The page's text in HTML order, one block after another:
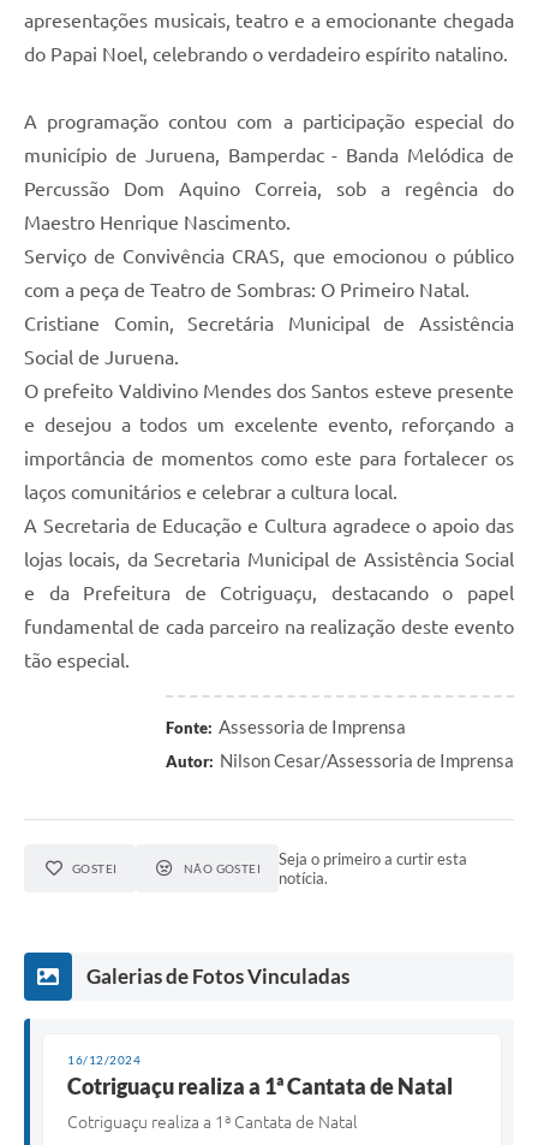
Jornal
Agenda
Diário Oficial
apresentações musicais, teatro e a emocionante chegada
do Papai Noel, celebrando o verdadeiro espírito natalino.
A programação contou com a participação especial do
município de Juruena, Bamperdac - Banda Melódica de
Percussão Dom Aquino Correia, sob a regência do
Maestro Henrique Nascimento.
Serviço de Convivência CRAS, que emocionou o público
com a peça de Teatro de Sombras: O Primeiro Natal.
Cristiane Comin, Secretária Municipal de Assistência
Social de Juruena.
O prefeito Valdivino Mendes dos Santos esteve presente
e desejou a todos um excelente evento, reforçando a
importância de momentos como este para fortalecer os
laços comunitários e celebrar a cultura local.
A Secretaria de Educação e Cultura agradece o apoio das
lojas locais, da Secretaria Municipal de Assistência Social
e da Prefeitura de Cotriguaçu, destacando o papel
fundamental de cada parceiro na realização deste evento
tão especial.
Fonte: Assessoria de Imprensa
Autor: Nilson Cesar/Assessoria de Imprensa
GOSTEI NÃO GOSTEI
Seja o primeiro a curtir esta
notícia.
Galerias de Fotos Vinculadas
16/12/2024
Cotriguaçu realiza a 1ª Cantata de Natal
Cotriguaçu realiza a 1ª Cantata de Natal